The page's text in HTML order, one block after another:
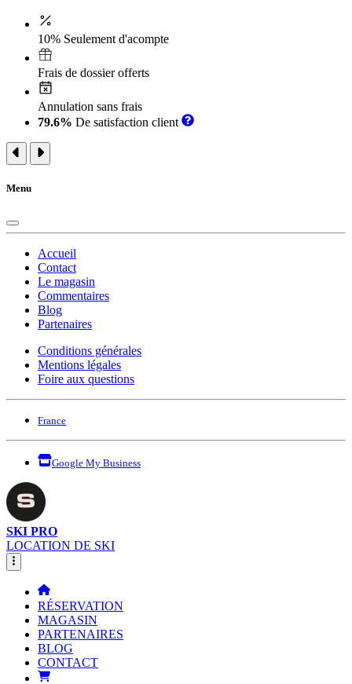
10% Seulement d'acompte
Frais de dossier offerts
Annulation sans frais
79.6% De satisfaction client
Menu
Accueil
Contact
Le magasin
Commentaires
Blog
Partenaires
Conditions générales
Mentions légales
Foire aux questions
France
Google My Business
SKI PRO
LOCATION DE SKI
RÉSERVATION
MAGASIN
PARTENAIRES
BLOG
CONTACT